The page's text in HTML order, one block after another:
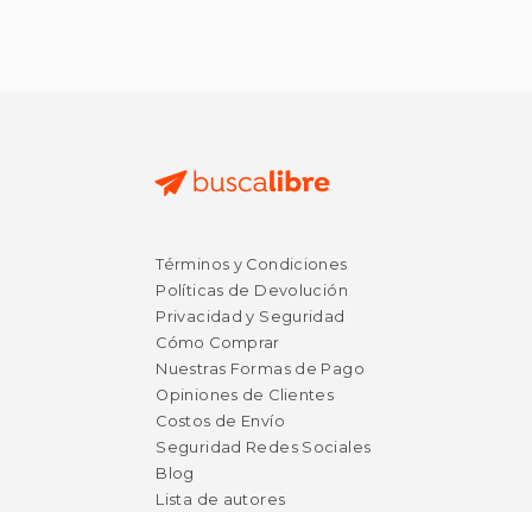
Términos y Condiciones
Políticas de Devolución
Privacidad y Seguridad
Cómo Comprar
Nuestras Formas de Pago
Opiniones de Clientes
Costos de Envío
Seguridad Redes Sociales
Blog
Lista de autores